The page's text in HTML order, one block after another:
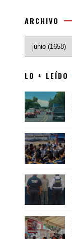
ARCHIVO
LO + LEÍDO